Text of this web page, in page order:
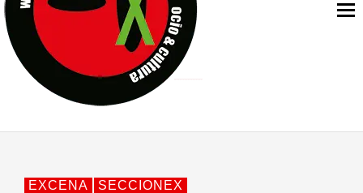
D’BALDOMEROS REINVENTAN [BITÁCORA 3.0] EN EXVITA
MARSHALL FLASH PRESENTA EN EXVITA [RELATIVA
JOFRE BARDAGÍ EN EXVITA INTERPRETANDO A SERRAT
EXCENA SECCIONEX